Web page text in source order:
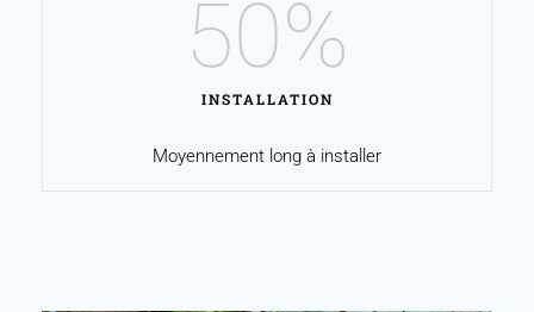
INSTALLATION
50%
Moyennement long à installer